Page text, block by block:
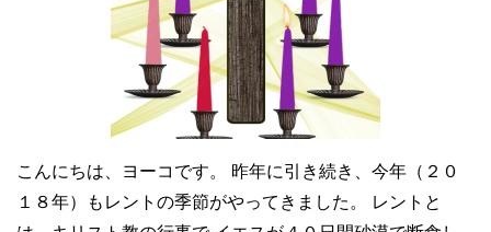
こんにちは、ヨーコです。 昨年に引き続き、今年（２０
１８年）もレントの季節がやってきました。 レントと